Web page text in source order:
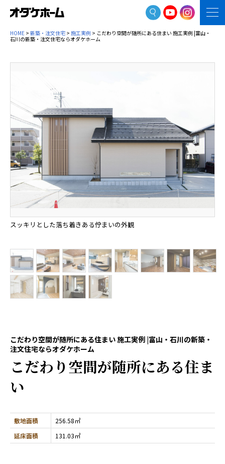
HOME > 新築・注文住宅 > 施工実例 > こだわり空間が随所にある住まい 施工実例 |富山・
石川の新築・注文住宅ならオダケホーム
こだわり空間が随所にある住まい 施工実例 |富山・石川の新築・
注文住宅ならオダケホーム
こだわり空間が随所にある住ま
い
敷地面積
256.58㎡
延床面積
131.03㎡
スッキリとした落ち着きある佇まいの外観